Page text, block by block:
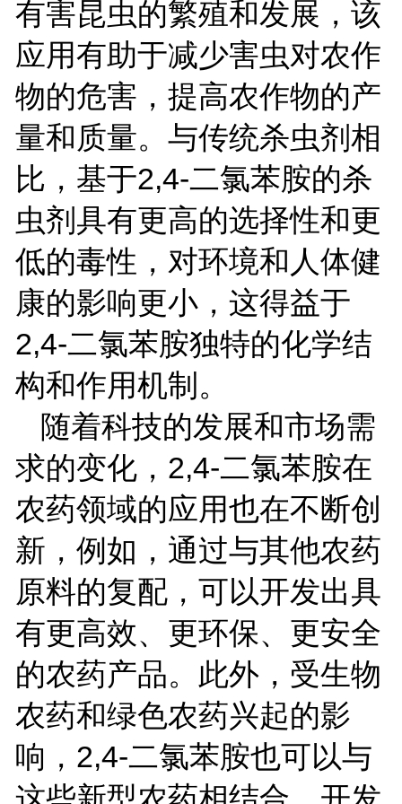
有害昆虫的繁殖和发展，该
应用有助于减少害虫对农作
物的危害，提高农作物的产
量和质量。与传统杀虫剂相
比，基于2,4-二氯苯胺的杀
虫剂具有更高的选择性和更
低的毒性，对环境和人体健
康的影响更小，这得益于
2,4-二氯苯胺独特的化学结
构和作用机制。
随着科技的发展和市场需
求的变化， 2,4-二氯苯胺在
农药领域的应用也在不断创
新，例如，通过与其他农药
原料的复配，可以开发出具
有更高效、更环保、更安全
的农药产品。此外，受生物
农药和绿色农药兴起的影
响， 2,4-二氯苯胺也可以与